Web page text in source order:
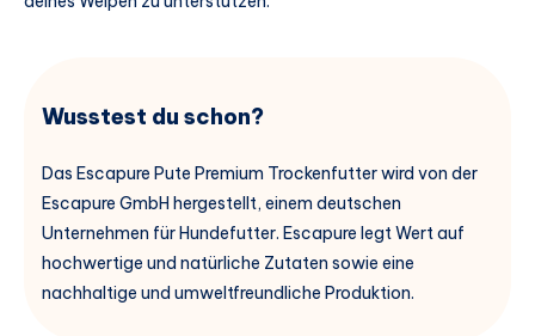
Wusstest du schon?
Das Escapure Pute Premium Trockenfutter wird von der
Escapure GmbH hergestellt, einem deutschen
Unternehmen für Hundefutter. Escapure legt Wert auf
hochwertige und natürliche Zutaten sowie eine
nachhaltige und umweltfreundliche Produktion.